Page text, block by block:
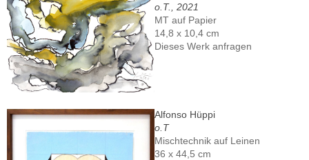
o.T., 2021
MT auf Papier
14,8 x 10,4 cm
Dieses Werk anfragen
Alfonso Hüppi
o.T
Mischtechnik auf Leinen
36 x 44,5 cm